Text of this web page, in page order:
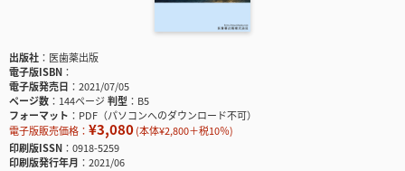
出版社
医歯薬出版
電子版ISBN
電子版発売日
2021/07/05
ページ数
144ページ判型
B5
フォーマット
PDF（パソコンへのダウンロード不可）
電子版販売価格： ¥3,080(本体¥2,800＋税10％)
印刷版ISSN
0918-5259
印刷版発行年月
2021/06